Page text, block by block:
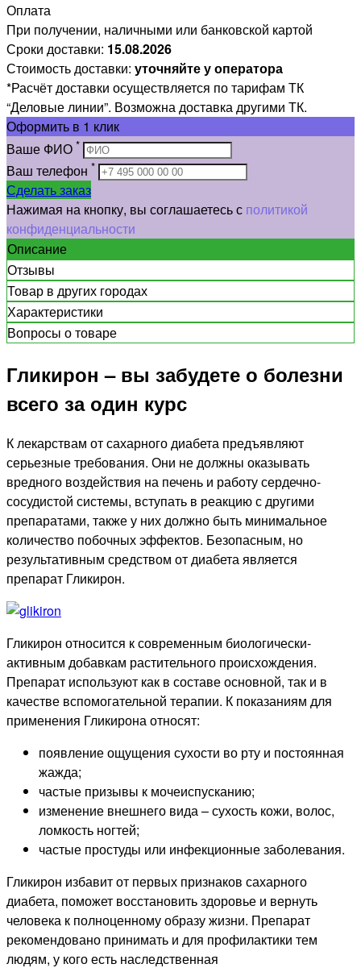
Оплата
При получении, наличными или банковской картой
Сроки доставки: 15.08.2026
Стоимость доставки: уточняйте у оператора
*Расчёт доставки осуществляется по тарифам ТК
“Деловые линии”. Возможна доставка другими ТК.
Оформить в 1 клик
Ваше ФИО *
Ваш телефон *
Сделать заказ
Нажимая на кнопку, вы соглашаетесь с политикой
конфиденциальности
Описание
Отзывы
Товар в других городах
Характеристики
Вопросы о товаре
Гликирон – вы забудете о болезни
всего за один курс
К лекарствам от сахарного диабета предъявляют
серьезные требования. Они не должны оказывать
вредного воздействия на печень и работу сердечно-
сосудистой системы, вступать в реакцию с другими
препаратами, также у них должно быть минимальное
количество побочных эффектов. Безопасным, но
результативным средством от диабета является
препарат Гликирон.
Гликирон относится к современным биологически-
активным добавкам растительного происхождения.
Препарат используют как в составе основной, так и в
качестве вспомогательной терапии. К показаниям для
применения Гликирона относят:
появление ощущения сухости во рту и постоянная
жажда;
частые призывы к мочеиспусканию;
изменение внешнего вида – сухость кожи, волос,
ломкость ногтей;
частые простуды или инфекционные заболевания.
Гликирон избавит от первых признаков сахарного
диабета, поможет восстановить здоровье и вернуть
человека к полноценному образу жизни. Препарат
рекомендовано принимать и для профилактики тем
людям, у кого есть наследственная